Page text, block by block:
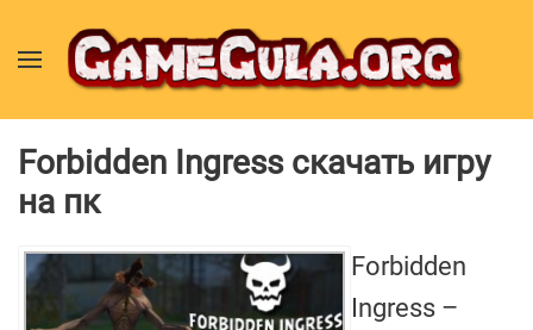
Forbidden Ingress скачать игру
на пк
Forbidden
Ingress –